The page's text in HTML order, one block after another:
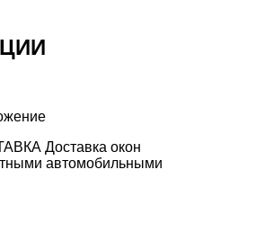
Доставка окон
автомобильными